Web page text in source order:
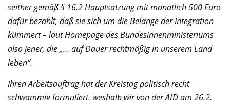
seither gemäß § 16,2 Hauptsatzung mit monatlich 500 Euro
dafür bezahlt, daß sie sich um die Belange der Integration
kümmert – laut Homepage des Bundesinnenministeriums
also jener, die „… auf Dauer rechtmäßig in unserem Land
leben“.
Ihren Arbeitsauftrag hat der Kreistag politisch recht
schwammig formuliert, weshalb wir von der AfD am 26.2.